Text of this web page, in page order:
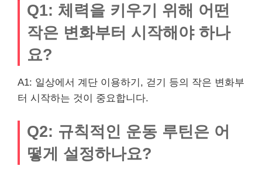
Q1: 체력을 키우기 위해 어떤
작은 변화부터 시작해야 하나
요?
A1: 일상에서 계단 이용하기, 걷기 등의 작은 변화부
터 시작하는 것이 중요합니다.
Q2: 규칙적인 운동 루틴은 어
떻게 설정하나요?